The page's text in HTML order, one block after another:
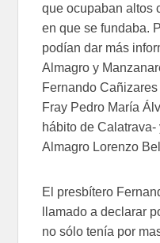
que ocupaban altos
en que se fundaba.
podían dar más
Almagro y
Fernando
Fray Pedro María
hábito de
Almagro Lorenzo
El presbítero
llamado a declarar
no sólo tenía por